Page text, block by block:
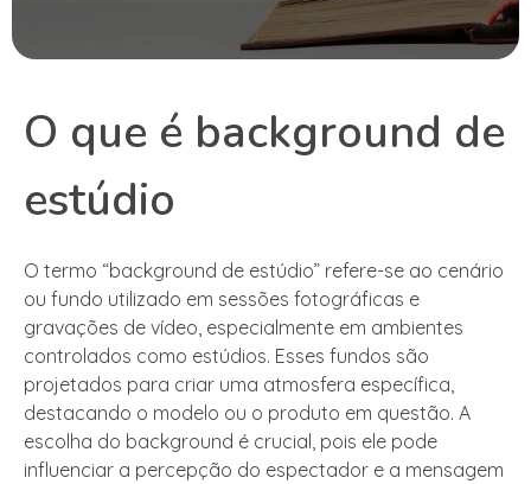
O que é background de
estúdio
O termo “background de estúdio” refere-se ao cenário
ou fundo utilizado em sessões fotográficas e
gravações de vídeo, especialmente em ambientes
controlados como estúdios. Esses fundos são
projetados para criar uma atmosfera específica,
destacando o modelo ou o produto em questão. A
escolha do background é crucial, pois ele pode
influenciar a percepção do espectador e a mensagem